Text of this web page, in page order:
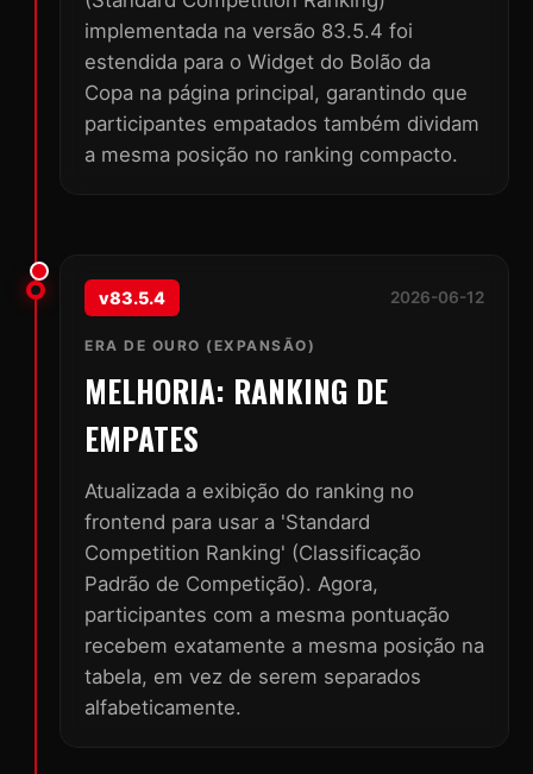
implementada na versão 83.5.4 foi
estendida para o Widget do Bolão da
Copa na página principal, garantindo que
participantes empatados também dividam
a mesma posição no ranking compacto.
v83.5.4 2026-06-12
ERA DE OURO (EXPANSÃO)
MELHORIA: RANKING DE
EMPATES
Atualizada a exibição do ranking no
frontend para usar a 'Standard
Competition Ranking' (Classificação
Padrão de Competição). Agora,
participantes com a mesma pontuação
recebem exatamente a mesma posição na
tabela, em vez de serem separados
alfabeticamente.